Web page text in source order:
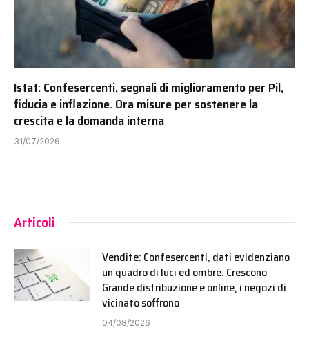
Istat: Confesercenti, segnali di miglioramento per Pil,
fiducia e inflazione. Ora misure per sostenere la
crescita e la domanda interna
31/07/2026
Articoli
Vendite: Confesercenti, dati evidenziano
un quadro di luci ed ombre. Crescono
Grande distribuzione e online, i negozi di
vicinato soffrono
04/08/2026